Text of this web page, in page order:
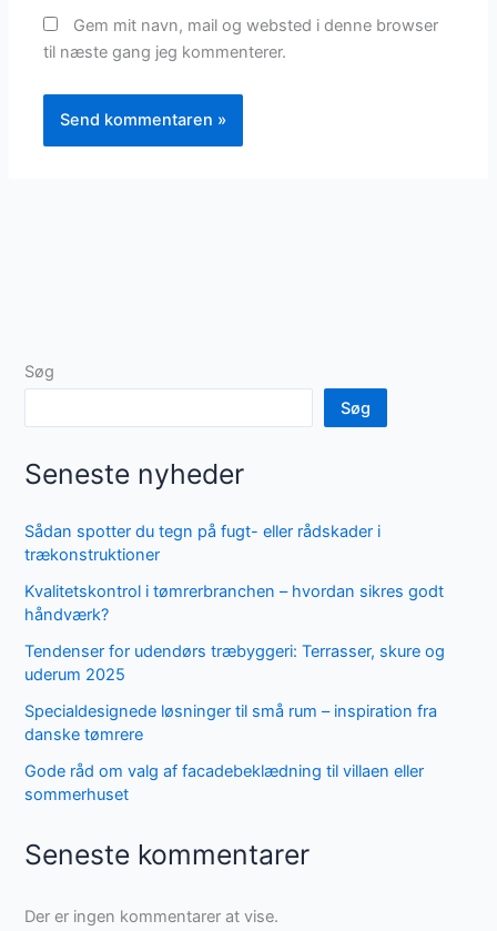
Gem mit navn, mail og websted i denne browser
til næste gang jeg kommenterer.
Søg
Søg
Seneste nyheder
Sådan spotter du tegn på fugt- eller rådskader i
trækonstruktioner
Kvalitetskontrol i tømrerbranchen – hvordan sikres godt
håndværk?
Tendenser for udendørs træbyggeri: Terrasser, skure og
uderum 2025
Specialdesignede løsninger til små rum – inspiration fra
danske tømrere
Gode råd om valg af facadebeklædning til villaen eller
sommerhuset
Seneste kommentarer
Der er ingen kommentarer at vise.